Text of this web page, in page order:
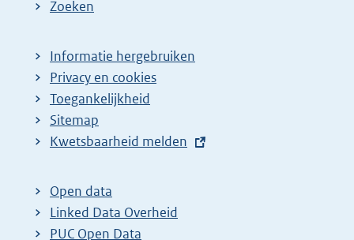
Zoeken
Informatie hergebruiken
Privacy en cookies
Toegankelijkheid
Sitemap
E
t
e
r
Kwetsbaarheid melden
Open data
Linked Data Overheid
PUC Open Data